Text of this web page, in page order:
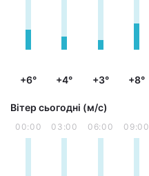
+6° +4° +3° +8°
Вітер сьогодні (м/с)
00:00 03:00 06:00 09:00